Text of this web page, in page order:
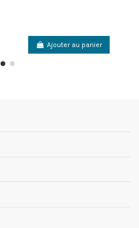
Ajouter au panier